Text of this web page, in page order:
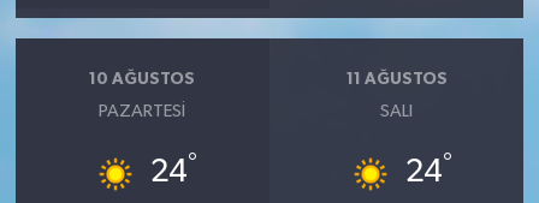
10 AĞUSTOS
PAZARTESI
24°
11 AĞUSTOS
SALI
24°